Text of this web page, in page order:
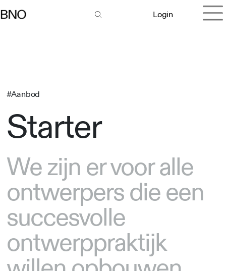
Login
#Aanbod
Starter
We zijn er voor alle
ontwerpers die een
succesvolle
ontwerppraktijk